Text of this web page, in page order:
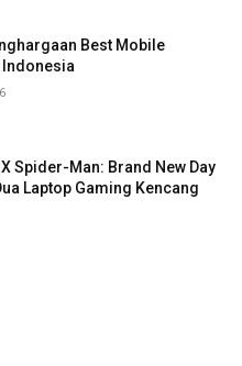
Best Mobile
Indonesia
X Spider-Man: Brand New Day
Laptop Gaming Kencang